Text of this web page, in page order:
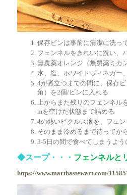
保存ビンは事前に清潔に洗っ
フェンネルをきれいに洗い、
無農薬オレンジ（無農薬ミカ
水、塩、ホワイトヴィネガー
4が煮立つまでの間に、保存
角）を2個/ビンに入れる
上からまた残りのフェンネル
mを空けた状態まで詰める
4の熱いピクルス液を、フェ
そのまま冷めるまで待ってか
3-5日の間で食べてしまうよう
◆スープ・・・ フェンネルと
https://www.marthastewart.com/